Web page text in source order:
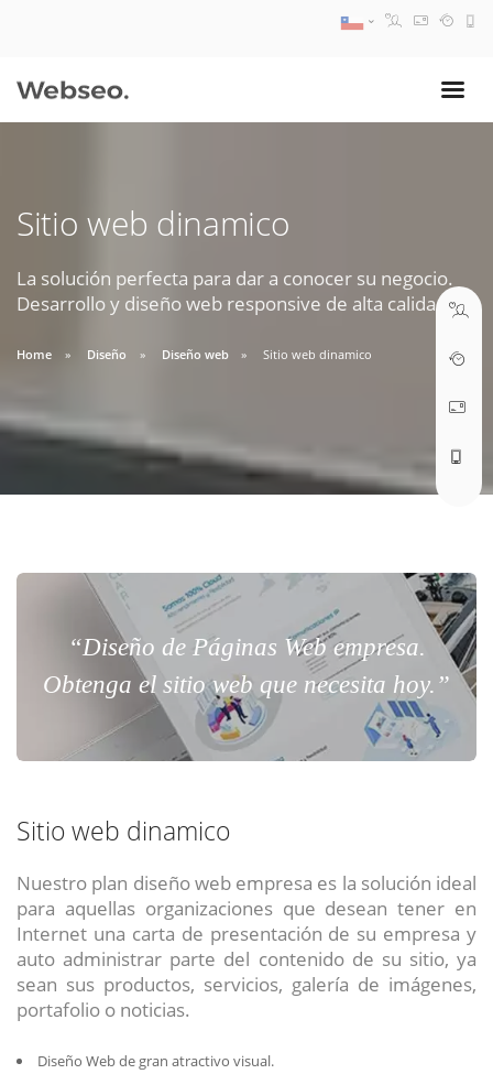
Sitio web dinamico
La solución perfecta para dar a conocer su negocio.
Desarrollo y diseño web responsive de alta calidad.
Home Diseño Diseño web Sitio web dinamico
“Diseño de Páginas Web empresa.
Obtenga el sitio web que necesita hoy.”
Sitio web dinamico
Nuestro plan diseño web empresa es la solución ideal
para aquellas organizaciones que desean tener en
Internet una carta de presentación de su empresa y
auto administrar parte del contenido de su sitio, ya
sean sus productos, servicios, galería de imágenes,
portafolio o noticias.
Diseño Web de gran atractivo visual.
09:30 AM A 18:30 PM
soporte@webseo.cl